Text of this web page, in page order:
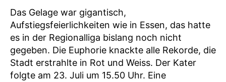
Das Gelage war gigantisch,
Aufstiegsfeierlichkeiten wie in Essen, das hatte
es in der Regionalliga bislang noch nicht
gegeben. Die Euphorie knackte alle Rekorde, die
Stadt erstrahlte in Rot und Weiss. Der Kater
folgte am 23. Juli um 15.50 Uhr. Eine